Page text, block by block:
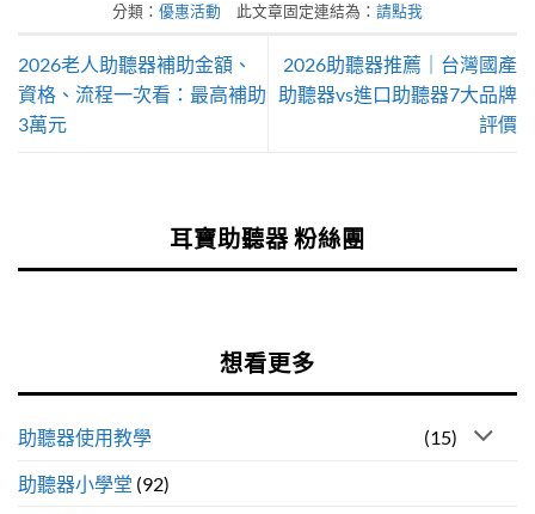
耳寶助聽器 粉絲團
想看更多
助聽器使用教學 (15)
助聽器小學堂 (92)
分類： 優惠活動 此文章固定連結為： 請點我
2026老人助聽器補助金額、
資格、流程一次看：最高補助
3萬元
2026助聽器推薦｜台灣國產
助聽器vs進口助聽器7大品牌
評價